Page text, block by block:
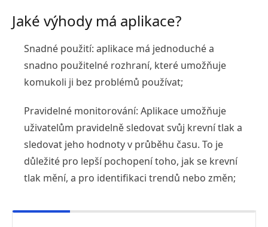
Jaké výhody má aplikace?
Snadné použití: aplikace má jednoduché a
snadno použitelné rozhraní, které umožňuje
komukoli ji bez problémů používat;
Pravidelné monitorování: Aplikace umožňuje
uživatelům pravidelně sledovat svůj krevní tlak a
sledovat jeho hodnoty v průběhu času. To je
důležité pro lepší pochopení toho, jak se krevní
tlak mění, a pro identifikaci trendů nebo změn;